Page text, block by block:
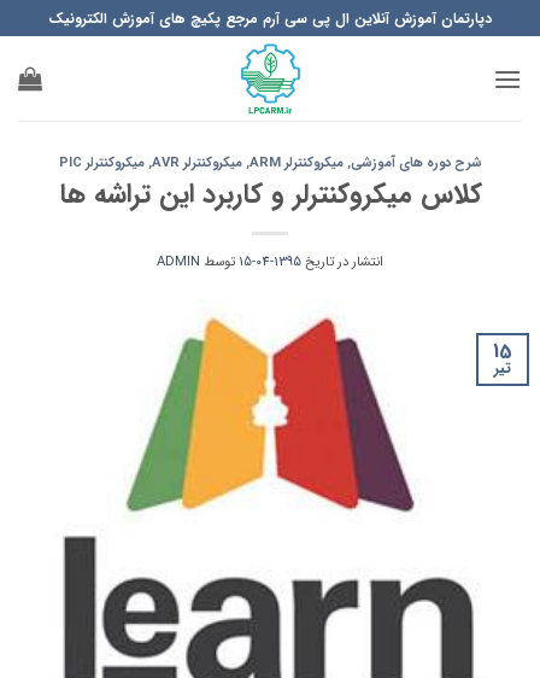
to
content
دپارتمان آموزش آنلاین ال پی سی آرم مرجع پکیچ های آموزش الکترونیک
شرح دوره های آموزشی,میکروکنترلر ARM ,میکروکنترلر AVR ,میکروکنترلر PIC
کلاس میکروکنترلر و کاربرد این تراشه ها
انتشار در تاریخ1395-04-15 توسط ADMIN
15
تیر